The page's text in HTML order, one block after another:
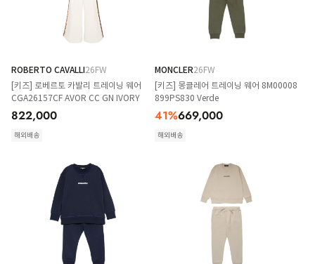
ROBERTO CAVALLI26FW
[키즈] 로베르토 카발리 트레이닝 웨어
CGA26157CF AVOR CC GN IVORY
822,000
해외배송
MONCLER26FW
[키즈] 몽클레어 트레이닝 웨어 8M00008
899PS830 Verde
41%669,000
해외배송